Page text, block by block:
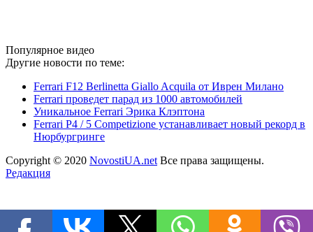
Популярное видео
Другие новости по теме:
Ferrari F12 Berlinetta Giallo Acquila от Иврен Милано
Ferrari проведет парад из 1000 автомобилей
Уникальное Ferrari Эрика Клэптона
Ferrari P4 / 5 Competizione устанавливает новый рекорд в
Нюрбургринге
Copyright © 2020 NovostiUA.net Все права защищены.
Редакция